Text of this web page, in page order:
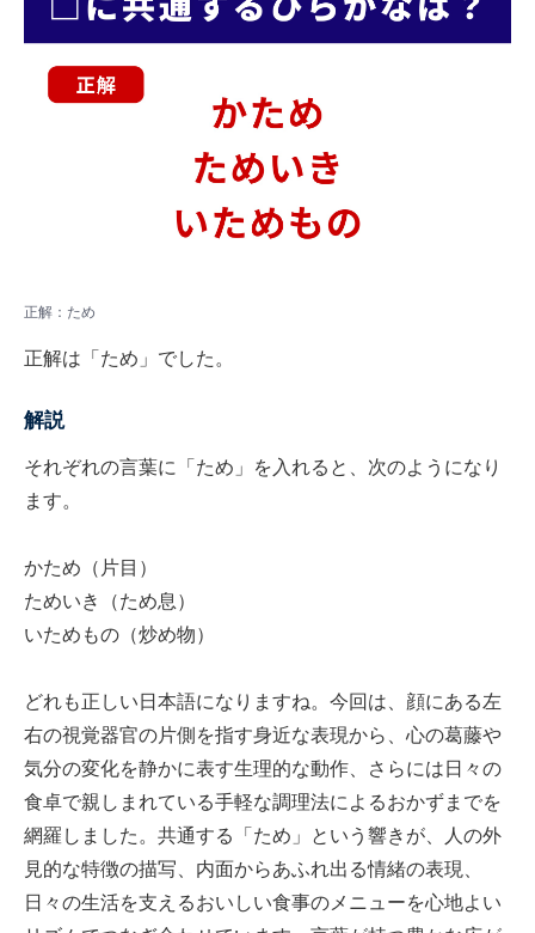
正解：ため
正解は「ため」でした。
解説
それぞれの言葉に「ため」を入れると、次のようになり
ます。
かため（片目）
ためいき（ため息）
いためもの（炒め物）
どれも正しい日本語になりますね。今回は、顔にある左
右の視覚器官の片側を指す身近な表現から、心の葛藤や
気分の変化を静かに表す生理的な動作、さらには日々の
食卓で親しまれている手軽な調理法によるおかずまでを
網羅しました。共通する「ため」という響きが、人の外
見的な特徴の描写、内面からあふれ出る情緒の表現、
日々の生活を支えるおいしい食事のメニューを心地よい